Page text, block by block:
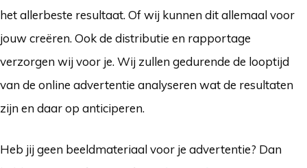
het allerbeste resultaat. Of wij kunnen dit allemaal voor
jouw creëren. Ook de distributie en rapportage
verzorgen wij voor je. Wij zullen gedurende de looptijd
van de online advertentie analyseren wat de resultaten
zijn en daar op anticiperen.
Heb jij geen beeldmateriaal voor je advertentie? Dan